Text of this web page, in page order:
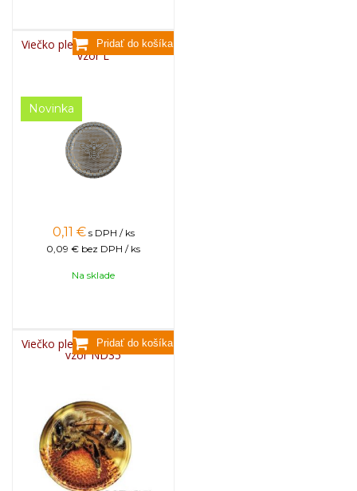
Viečko plechové TWIST 82 -
vzor L
Novinka
0,11 € s DPH / ks
0,09 € bez DPH / ks
Na sklade
Viečko plechové TWIST 82 -
vzor ND35